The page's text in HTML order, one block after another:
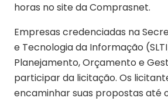
horas no site da Comprasnet.
Empresas credenciadas na
e Tecnologia da Informação
Planejamento, Orçamento e
participar da licitação. Os
encaminhar suas propostas até